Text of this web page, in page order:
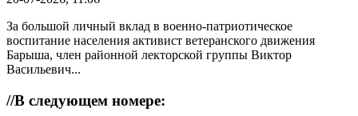
За большой личный вклад в военно-патриотическое
воспитание населения активист ветеранского движения
Барыша, член районной лекторской группы Виктор
Васильевич...
//В следующем номере: